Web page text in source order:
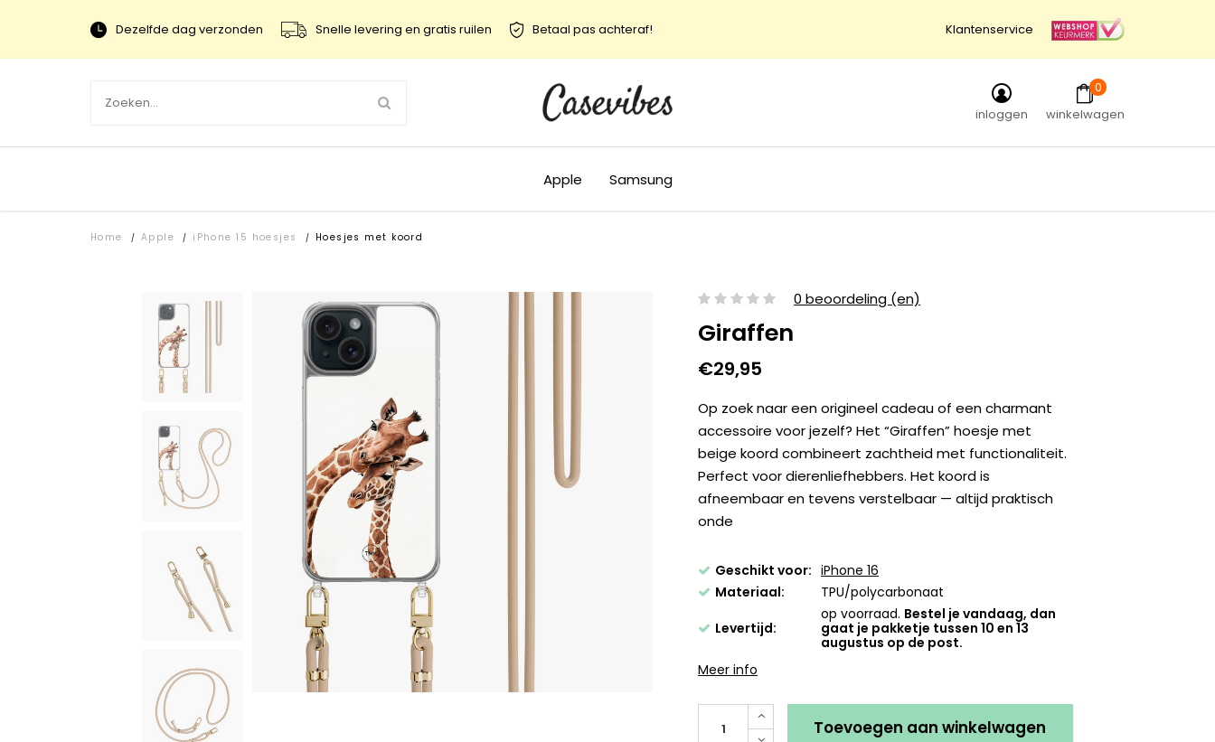
Dezelfde dag verzonden Snelle levering en gratis ruilen Betaal pas achteraf! Klantenservice
inloggen
0
winkelwagen
Apple Samsung
Home / Apple / iPhone 15 hoesjes / Hoesjes met koord
0 beoordeling (en)
Giraffen
€29,95
Op zoek naar een origineel cadeau of een charmant
accessoire voor jezelf? Het “Giraffen” hoesje met
beige koord combineert zachtheid met functionaliteit.
Perfect voor dierenliefhebbers. Het koord is
afneembaar en tevens verstelbaar — altijd praktisch
onde
Geschikt voor: iPhone 16
Materiaal:
TPU/polycarbonaat
Levertijd:
op voorraad. Bestel je vandaag, dan
gaat je pakketje tussen 10 en 13
augustus op de post.
Meer info
Toevoegen aan winkelwagen